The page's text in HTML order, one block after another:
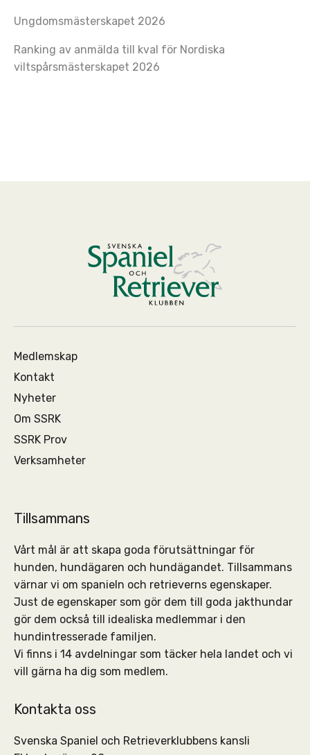
Ungdomsmästerskapet 2026
Ranking av anmälda till kval för Nordiska
viltspårsmästerskapet 2026
Medlemskap
Kontakt
Nyheter
Om SSRK
SSRK Prov
Verksamheter
Tillsammans
Vårt mål är att skapa goda förutsättningar för
hunden, hundägaren och hundägandet. Tillsammans
värnar vi om spanieln och retrieverns egenskaper.
Just de egenskaper som gör dem till goda jakthundar
gör dem också till idealiska medlemmar i den
hundintresserade familjen.
Vi finns i 14 avdelningar som täcker hela landet och vi
vill gärna ha dig som medlem.
Kontakta oss
Svenska Spaniel och Retrieverklubbens kansli